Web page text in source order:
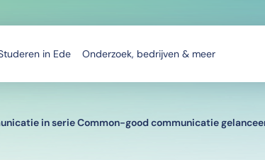
in Ede Onderzoek, bedrijven & meer
in serie Common-good communicatie